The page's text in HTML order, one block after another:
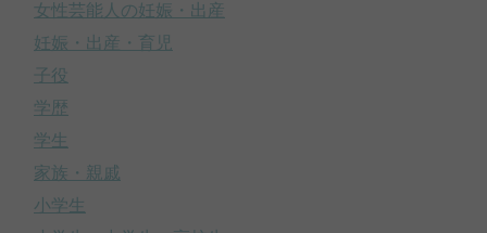
女性芸能人の妊娠・出産
妊娠・出産・育児
子役
学歴
学生
家族・親戚
小学生